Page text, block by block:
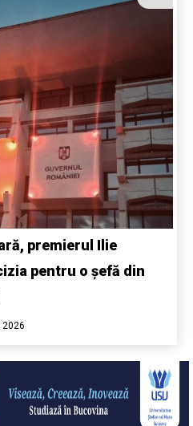
premierul Ilie
pentru o șefă din
2026